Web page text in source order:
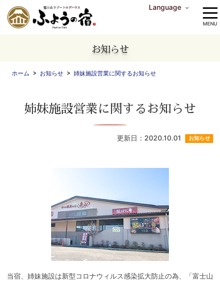
Language
MENU
お知らせ
ホーム お知らせ 姉妹施設営業に関するお知らせ
姉妹施設営業に関するお知らせ
更新日：2020.10.01 お知らせ
当宿、姉妹施設は新型コロナウィルス感染拡大防止の為、「富士山